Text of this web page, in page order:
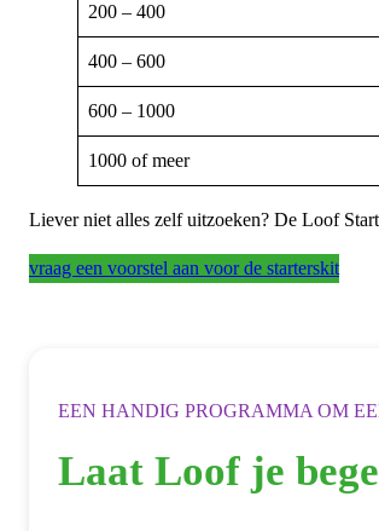
200 – 400
400 – 600
600 – 1000
1000 of meer
Liever niet alles zelf uitzoeken? De Loof
vraag een voorstel aan voor de starterskit
EEN HANDIG PROGRAMMA OM
Laat Loof je